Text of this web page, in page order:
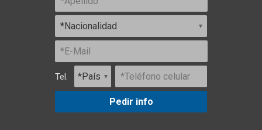
Tel.
Pedir info